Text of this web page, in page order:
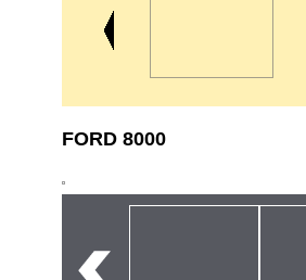
FORD 8000